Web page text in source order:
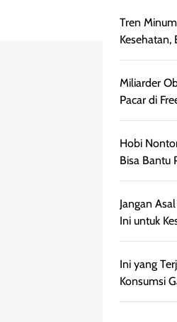
Tren
Kesehatan,
Miliarder
Pacar di
Hobi
Bisa Bantu
Jangan
Ini untuk
Ini yang
Konsumsi